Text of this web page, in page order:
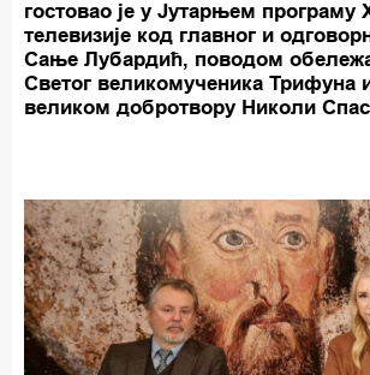
гостовао је у Јутарњем програму
телевизије код главног и
Сање Лубардић, поводом
Светог великомученика Трифуна
великом добротвору Николи